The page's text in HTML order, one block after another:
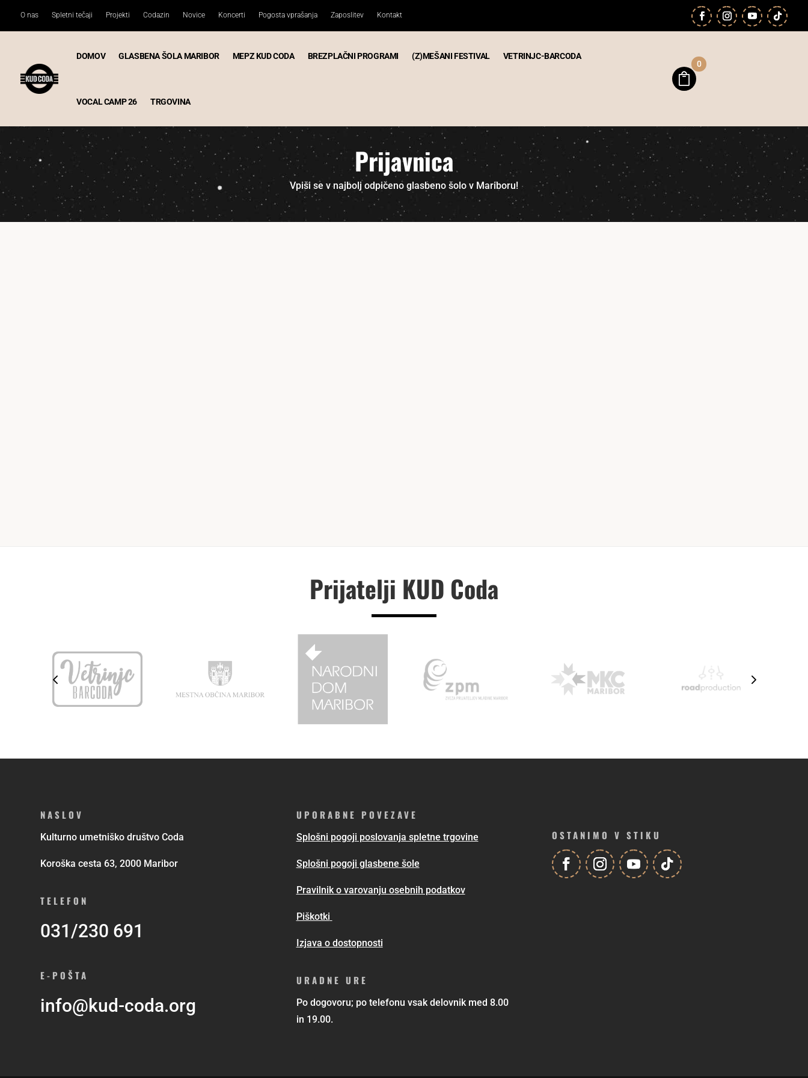
O nas Spletni tečaji Projekti Codazin Novice Koncerti Pogosta vprašanja Zaposlitev Kontakt
DOMOV GLASBENA ŠOLA MARIBOR MEPZ KUD CODA BREZPLAČNI PROGRAMI (Z)MEŠANI FESTIVAL VETRINJC-BARCODA
VOCAL CAMP 26 TRGOVINA
0
Prijavnica
Vpiši se v najbolj odpičeno glasbeno šolo v Mariboru!
Prijatelji KUD Coda
NASLOV
Kulturno umetniško društvo Coda
Koroška cesta 63, 2000 Maribor
TELEFON
031/230 691
E-POŠTA
info@kud-coda.org
UPORABNE POVEZAVE
Splošni pogoji poslovanja spletne trgovine
Splošni pogoji glasbene šole
Pravilnik o varovanju osebnih podatkov
Piškotki
Izjava o dostopnosti
URADNE URE
Po dogovoru; po telefonu vsak delovnik med 8.00
in 19.00.
OSTANIMO V STIKU